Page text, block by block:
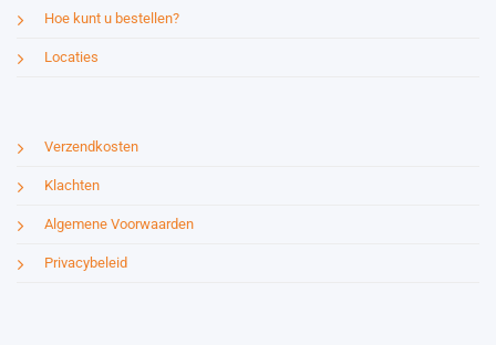
Hoe kunt u bestellen?
Locaties
Verzendkosten
Klachten
Algemene Voorwaarden
Privacybeleid